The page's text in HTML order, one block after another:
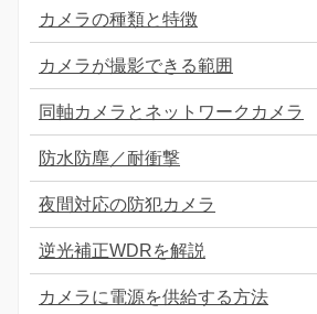
カメラの種類と特徴
カメラが撮影できる範囲
同軸カメラとネットワークカメラ
防水防塵／耐衝撃
夜間対応の防犯カメラ
逆光補正WDRを解説
カメラに電源を供給する方法